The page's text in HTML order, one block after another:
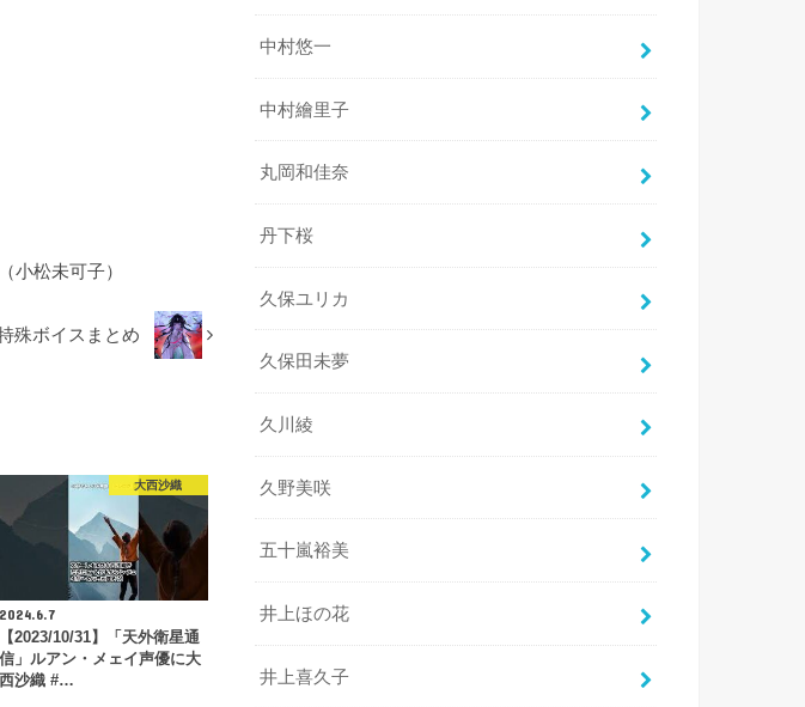
小松未可子）
殊ボイスまとめ
大西沙織
2024.6.7
【2023/10/31】「天外衛星通
信」ルアン・メェイ声優に大
西沙織 #…
中村悠一
中村繪里子
丸岡和佳奈
丹下桜
久保ユリカ
久保田未夢
久川綾
久野美咲
五十嵐裕美
井上ほの花
井上喜久子